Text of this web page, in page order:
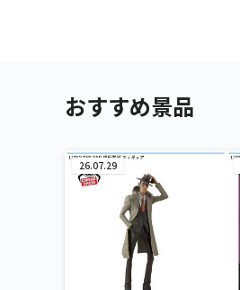
おすすめ景品
26.07.29